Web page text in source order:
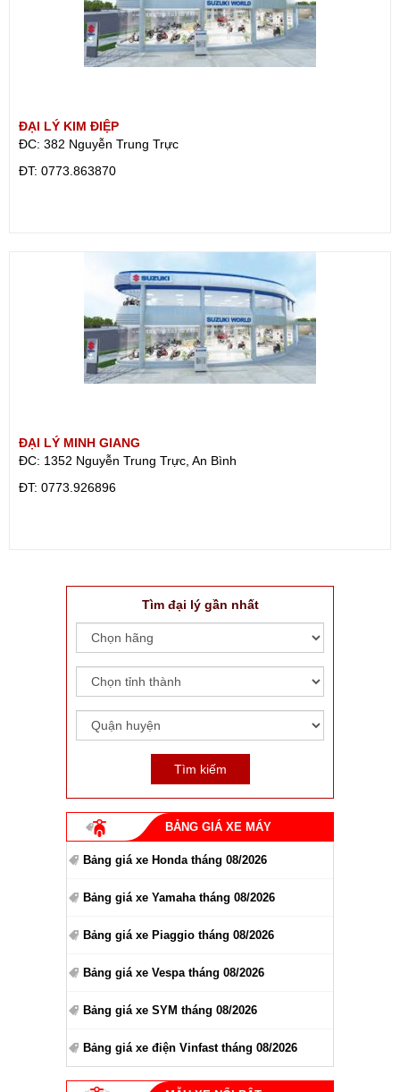
ĐẠI LÝ KIM ĐIỆP
ĐC: 382 Nguyễn Trung Trực
ÐT: 0773.863870
ĐẠI LÝ MINH GIANG
ĐC: 1352 Nguyễn Trung Trực, An Bình
ÐT: 0773.926896
Tìm đại lý gần nhất
BẢNG GIÁ XE MÁY
Bảng giá xe Honda tháng 08/2026
Bảng giá xe Yamaha tháng 08/2026
Bảng giá xe Piaggio tháng 08/2026
Bảng giá xe Vespa tháng 08/2026
Bảng giá xe SYM tháng 08/2026
Bảng giá xe điện Vinfast tháng 08/2026